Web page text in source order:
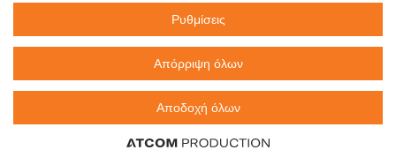
©2026 Όροι Χρήσης Πολιτική Απορρήτου
Πολιτική Cookies CCTV
Ρυθμίσεις
Απόρριψη όλων
Αποδοχή όλων